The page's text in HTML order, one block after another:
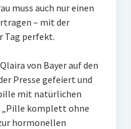
muss auch nur einen
– mit der
Tag perfekt.
von Bayer auf den
Presse gefeiert und
mit natürlichen
„Pille komplett ohne
hormonellen